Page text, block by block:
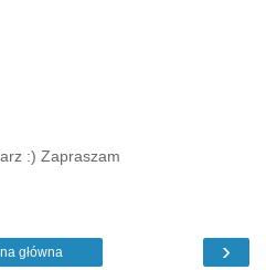
:) Zapraszam
›
główna